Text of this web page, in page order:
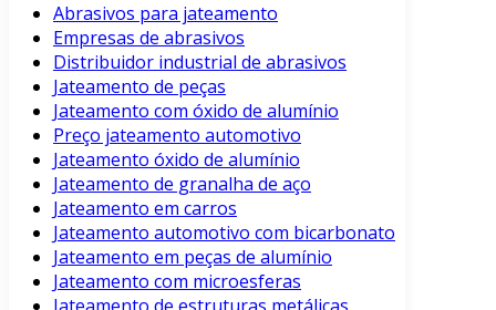
Abrasivos para jateamento
Empresas de abrasivos
Distribuidor industrial de abrasivos
Jateamento de peças
Jateamento com óxido de alumínio
Preço jateamento automotivo
Jateamento óxido de alumínio
Jateamento de granalha de aço
Jateamento em carros
Jateamento automotivo com bicarbonato
Jateamento em peças de alumínio
Jateamento com microesferas